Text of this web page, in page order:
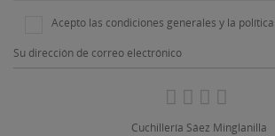
Cuchillería Sáez Minglanilla
Acepto las condiciones generales y la